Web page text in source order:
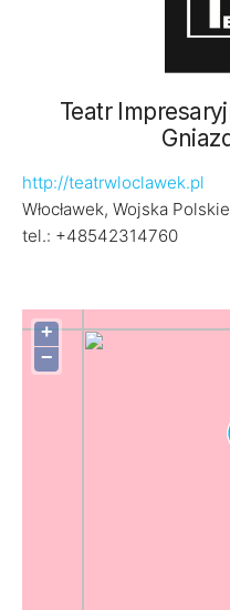
Teatr
http://teatrwloclawek.pl
Włocławek, Wojska
tel.: +48542314760
+
−